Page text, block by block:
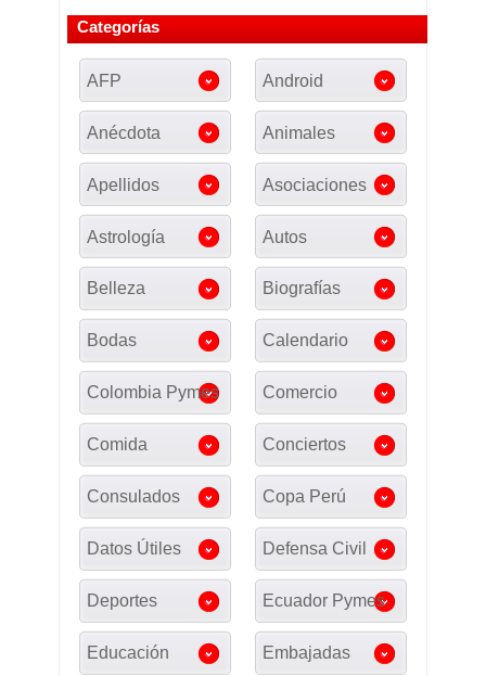
Categorías
AFP Android
Anécdota Animales
Apellidos Asociaciones
Astrología Autos
Belleza Biografías
Bodas Calendario
Colombia Pymes Comercio
Comida Conciertos
Consulados Copa Perú
Datos Útiles Defensa Civil
Deportes Ecuador Pymes
Educación Embajadas